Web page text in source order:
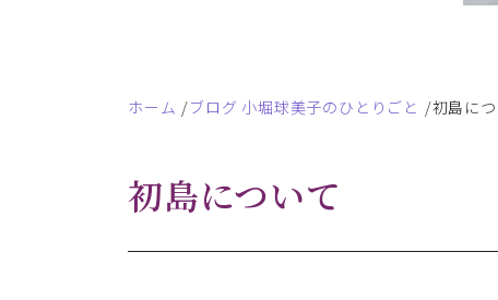
ホーム ブログ 小堀球美子のひとりごと 初島に
初島について